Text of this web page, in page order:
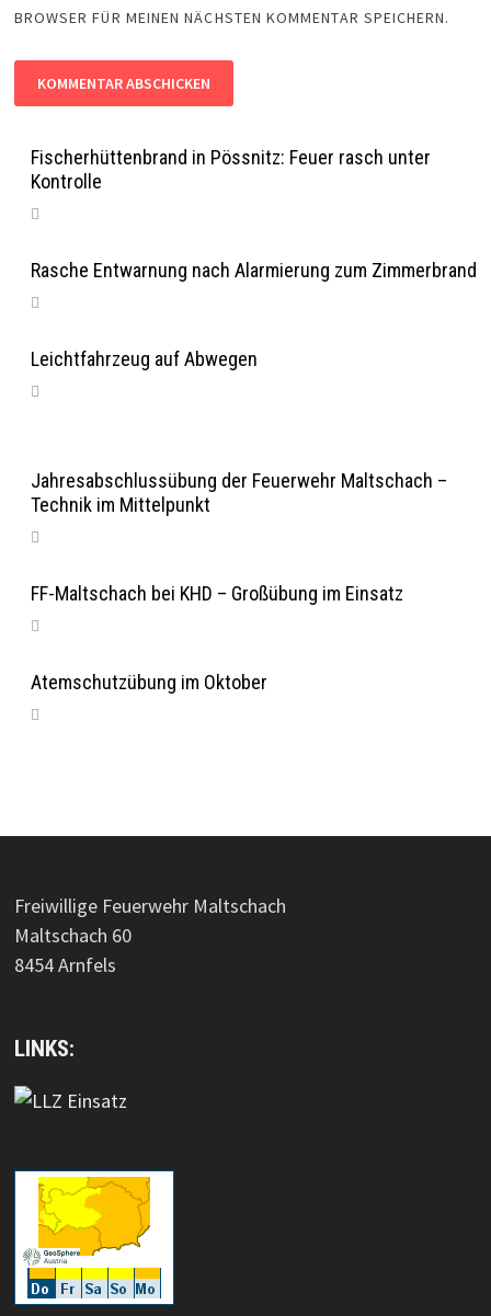
BROWSER FÜR MEINEN NÄCHSTEN KOMMENTAR SPEICHERN.
Fischerhüttenbrand in Pössnitz: Feuer rasch unter
Kontrolle
Rasche Entwarnung nach Alarmierung zum Zimmerbrand
Leichtfahrzeug auf Abwegen
Jahresabschlussübung der Feuerwehr Maltschach –
Technik im Mittelpunkt
FF-Maltschach bei KHD – Großübung im Einsatz
Atemschutzübung im Oktober
Freiwillige Feuerwehr Maltschach
Maltschach 60
8454 Arnfels
LINKS: